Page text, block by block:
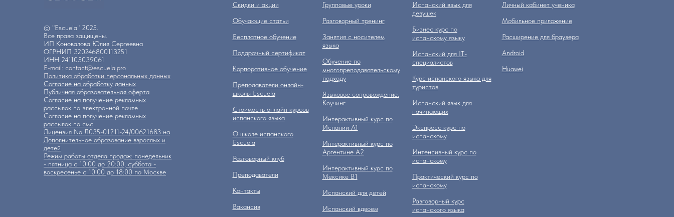
© "Escuela" 2025.
Все права защищены.
ИП Коновалова Юлия Сергеевна
ОГРНИП 320246800113251
ИНН 241105039061
E-mail: contact@escuela.pro
Политика обработки персональных данных
Согласие на обработку данных
Публичная образовательная оферта
Согласие на получение рекламных
рассылок по электронной почте
Согласие на получение рекламных
рассылок по смс
Лицензия No Л035-01211-24/00621683 на
Дополнительное образование взрослых и
детей
Режим работы отдела продаж: понедельник
- пятница с 10:00 до 20:00, суббота -
воскресенье с 10:00 до 18:00 по Москве
Скидки и акции
Обучающие статьи
Бесплатное обучение
Подарочный сертификат
Корпоративное обучение
Преподаватели онлайн-
школы Escuela
Стоимость онлайн курсов
испанского языка
О школе испанского
Escuela
Разговорный клуб
Преподаватели
Контакты
Вакансия
Групповые уроки
Разговорный тренинг
Занятия с носителем
языка
Обучение по
многопреподавательскому
подходу
Языковое сопровождение.
Коучинг
Интерактивный курс по
Испании А1
Интерактивный курс по
Аргентине А2
Интерактивный курс по
Мексике B1
Испанский для детей
Испанский вдвоем
Испанский язык для
девушек
Бизнес курс по
испанскому языку
Испанский для IT-
специалистов
Курс испанского языка для
туристов
Испанский язык для
начинающих
Экспресс курс по
испанскому
Интенсивный курс по
испанскому
Практический курс по
испанскому
Разговорный курс
испанского языка
Личный кабинет ученика
Мобильное приложение
Расширение для браузера
Аndroid
Huawei